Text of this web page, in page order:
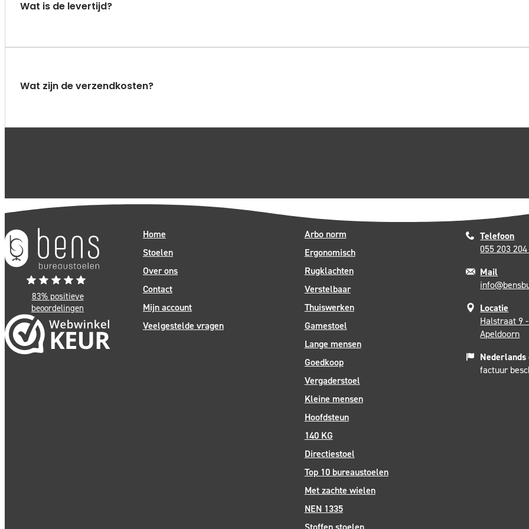
Wat is de levertijd?
Wat zijn de verzendkosten?
83% positieve
beoordelingen
Home
Stoelen
Over ons
Contact
Mijn account
Veelgestelde vragen
Arbo norm
Ergonomisch
Rugklachten
Verstelbaar
Thuiswerken
Gamestoel
Lange mensen
Goedkoop
Vergaderstoel
Kleine mensen
Hoofdsteun
140 KG
Directiestoel
Top 10 bureaustoelen
Met zachte wielen
NEN 1335
Telefoon
055 203
Mail
Locatie
Halstraat 9
Apeldoorn
Nederlands
factuur